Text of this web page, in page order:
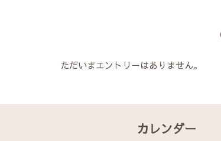
ただいまエントリーはありません。
カレンダー